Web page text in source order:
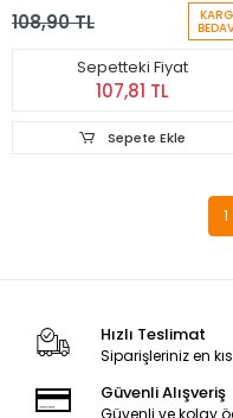
108,90 TL
Sepetteki Fiyat
107,81 TL
Sepete Ekle
1
Hızlı Teslimat
Siparişleriniz en
Güvenli Alışveriş
Güvenli ve kolay